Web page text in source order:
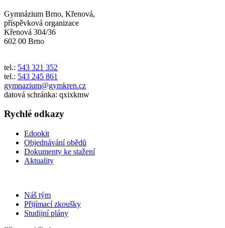
Gymnázium Brno, Křenová,
příspěvková organizace
Křenová 304/36
602 00 Brno
tel.: 543 321 352
tel.: 543 245 861
gymnazium@gymkren.cz
datová schránka: qxixkmw
Rychlé odkazy
Edookit
Objednávání obědů
Dokumenty ke stažení
Aktuality
Náš tým
Přijímací zkoušky
Studijní plány